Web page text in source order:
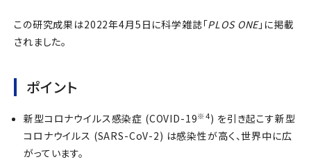
この研究成果は2022年4月5日に科学雑誌「PLOS ONE」に掲載
されました。
ポイント
新型コロナウイルス感染症 (COVID-19※4) を引き起こす新型
コロナウイルス (SARS-CoV-2) は感染性が高く、世界中に広
がっています。